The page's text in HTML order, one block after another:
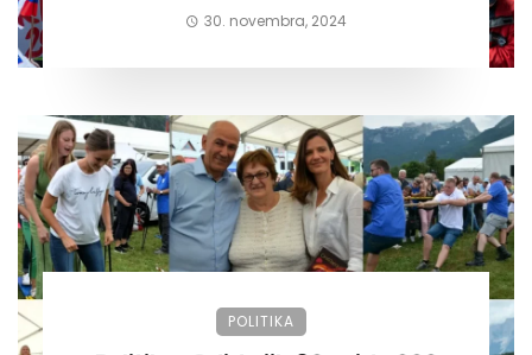
30. novembra, 2024
POLITIKA